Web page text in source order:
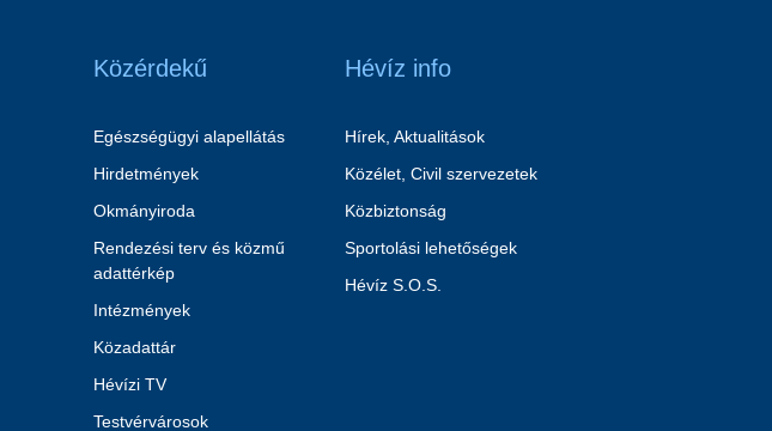
Közérdekű
Egészségügyi alapellátás
Hirdetmények
Okmányiroda
Rendezési terv és közmű
adattérkép
Intézmények
Közadattár
Hévízi TV
Testvérvárosok
Hévíz info
Hírek, Aktualitások
Közélet, Civil szervezetek
Közbiztonság
Sportolási lehetőségek
Hévíz S.O.S.